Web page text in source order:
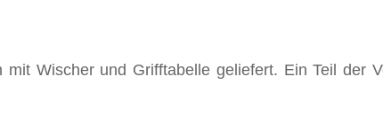
Wischer und Grifftabelle geliefert. Ein Teil der